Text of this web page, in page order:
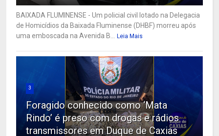
BAIXADA FLUMINENSE - Um policial civil lotado na Delegacia
de Homicídios da Baixada Fluminense (DHBF) morreu após
uma emboscada na Avenida B...
Leia Mais
3
Foragido conhecido como ‘Mata
Rindo’ é preso com drogas e rádios
transmissores em Duque de Caxias